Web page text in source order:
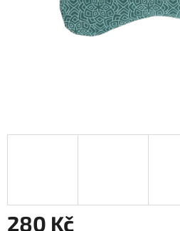
280 Kč